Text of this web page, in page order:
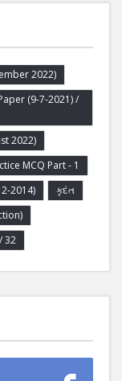
2022)
(9-7-2021) /
2022)
MCQ Part - 1
2014)
કૃદંત
32